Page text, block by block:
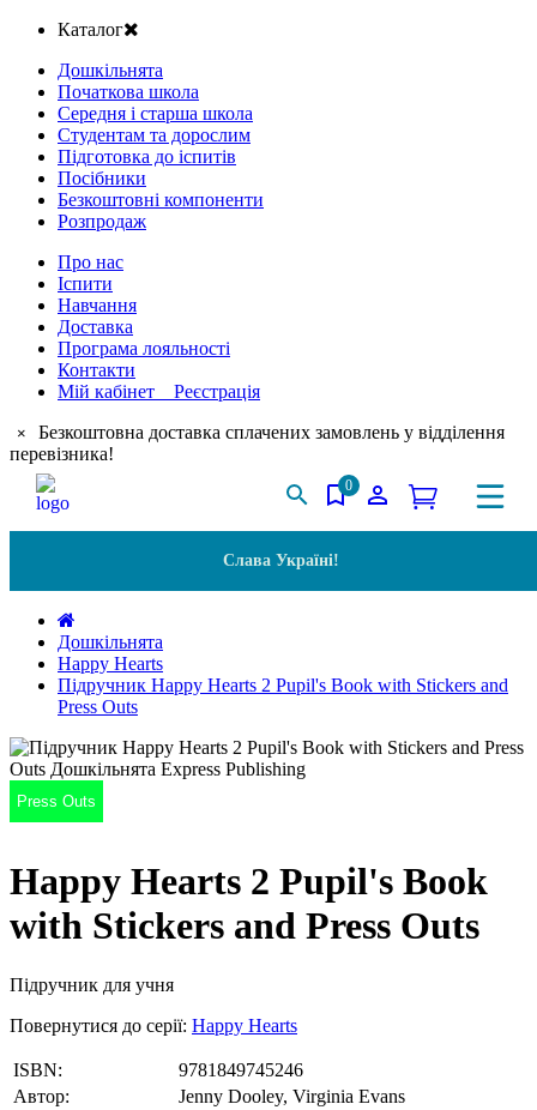
Каталог
Дошкільнята
Початкова школа
Середня і старша школа
Студентам та дорослим
Підготовка до іспитів
Посібники
Безкоштовні компоненти
Розпродаж
Про нас
Іспити
Навчання
Доставка
Програма лояльності
Контакти
Мій кабінет Реєстрація
×
Безкоштовна доставка сплачених замовлень у відділення
перевізника!
0
Слава Україні!
Дошкільнята
Happy Hearts
Підручник Happy Hearts 2 Pupil's Book with Stickers and
Press Outs
Press Outs
Happy Hearts 2 Pupil's Book
with Stickers and Press Outs
Підручник для учня
Повернутися до серії: Happy Hearts
ISBN:
9781849745246
Автор:
Jenny Dooley, Virginia Evans